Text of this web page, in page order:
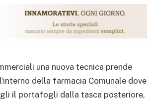
una nuova tecnica prende
della farmacia Comunale dove
il portafogli dalla tasca posteriore,